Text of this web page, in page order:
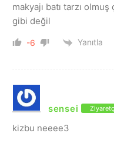
makyajı batı tarzı
gibi değil
-6 Yanıtla
sensei
kizbu neeee3